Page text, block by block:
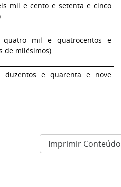
mil e cento e setenta e cinco
quatro mil e quatrocentos e
de milésimos)
duzentos e quarenta e nove
Imprimir Conteúdo